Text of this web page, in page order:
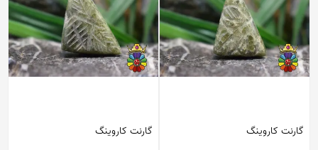
گارنت کاروینگ گارنت کاروینگ